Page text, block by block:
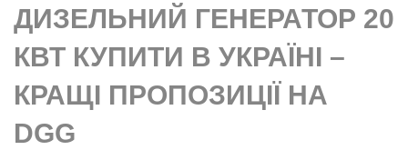
ДИЗЕЛЬНИЙ ГЕНЕРАТОР 20
КВТ КУПИТИ В УКРАЇНІ –
КРАЩІ ПРОПОЗИЦІЇ НА
DGG